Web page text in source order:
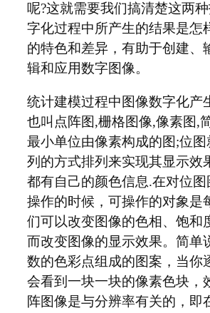
呢?这就需要我们搞清楚这两
字化过程中所产生的结果是怎
的特色和差异，有助于创建、
辑和应用数字图像。
统计建模过程中图像数字化产
也叫点阵图,栅格图像,像素图,
最小单位由像素构成的图;位
列的方式排列来实现其显示效
都有自己的颜色信息.在对位
操作的时候，可操作的对象是
们可以改变图像的色相、饱和
而改变图像的显示效果。简单
数的色彩点组成的图案，当你
会看到一块一块的像素色块，
阵图像是与分辨率有关的，即